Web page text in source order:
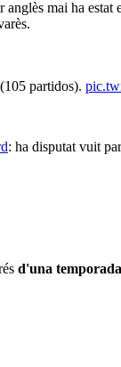
anglès mai ha
partidos).
: ha disputat vuit
d'una